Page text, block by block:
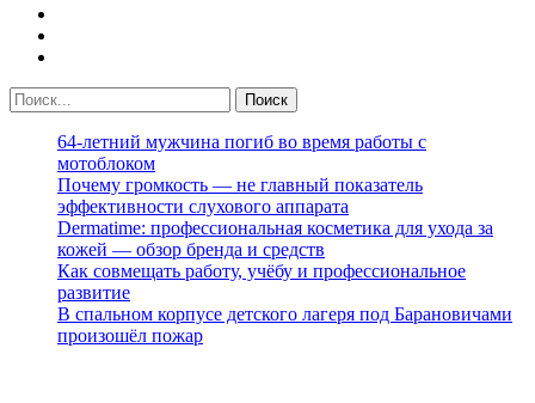
64-летний мужчина погиб во время работы с
мотоблоком
Почему громкость — не главный показатель
эффективности слухового аппарата
Dermatime: профессиональная косметика для ухода за
кожей — обзор бренда и средств
Как совмещать работу, учёбу и профессиональное
развитие
В спальном корпусе детского лагеря под Барановичами
произошёл пожар